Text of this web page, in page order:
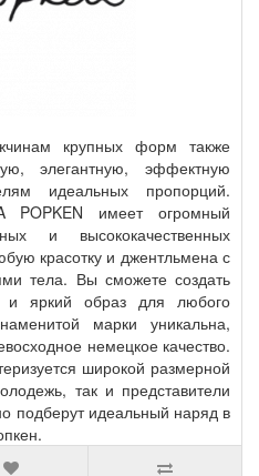
крупных форм также
элегантную, эффектную
идеальных пропорций.
POPKEN имеет огромный
и высококачественных
красотку и джентльмена с
тела. Вы сможете создать
и яркий образ для любого
марки уникальна,
немецкое качество.
широкой размерной
так и представители
подберут идеальный наряд в